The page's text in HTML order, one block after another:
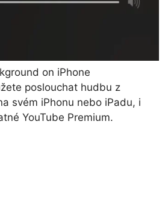
on iPhone
poslouchat hudbu z
svém iPhonu nebo iPadu, i
YouTube Premium.